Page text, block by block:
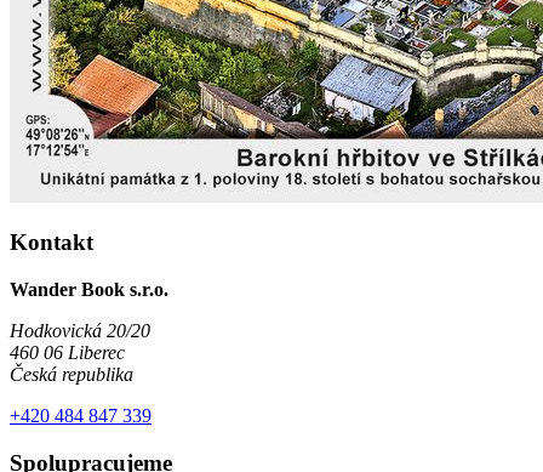
Kontakt
Wander Book s.r.o.
Hodkovická 20/20
460 06 Liberec
Česká republika
+420 484 847 339
Spolupracujeme